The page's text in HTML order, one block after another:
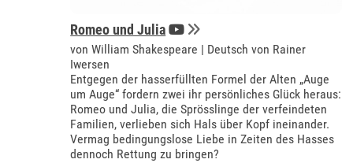
Romeo und Julia
von William Shakespeare | Deutsch von Rainer
Iwersen
Entgegen der hasserfüllten Formel der Alten „Auge
um Auge“ fordern zwei ihr persönliches Glück heraus:
Romeo und Julia, die Sprösslinge der verfeindeten
Familien, verlieben sich Hals über Kopf ineinander.
Vermag bedingungslose Liebe in Zeiten des Hasses
dennoch Rettung zu bringen?